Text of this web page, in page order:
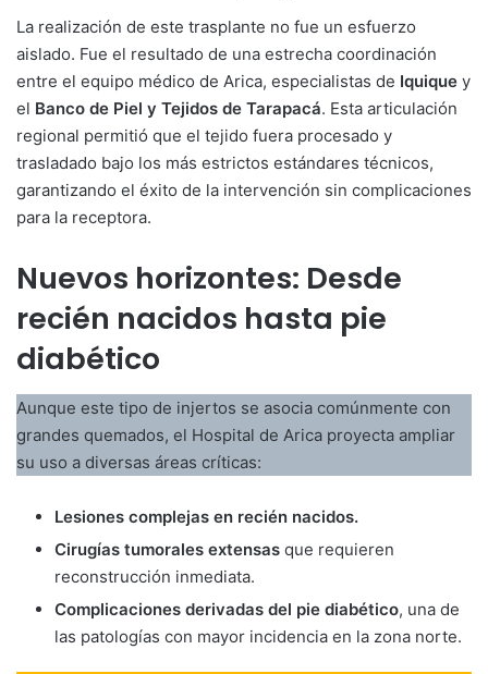
La realización de este trasplante no fue un esfuerzo
aislado. Fue el resultado de una estrecha coordinación
entre el equipo médico de Arica, especialistas de Iquique y
el Banco de Piel y Tejidos de Tarapacá. Esta articulación
regional permitió que el tejido fuera procesado y
trasladado bajo los más estrictos estándares técnicos,
garantizando el éxito de la intervención sin complicaciones
para la receptora.
Nuevos horizontes: Desde
recién nacidos hasta pie
diabético
Aunque este tipo de injertos se asocia comúnmente con
grandes quemados, el Hospital de Arica proyecta ampliar
su uso a diversas áreas críticas:
Lesiones complejas en recién nacidos.
Cirugías tumorales extensas que requieren
reconstrucción inmediata.
Complicaciones derivadas del pie diabético, una de
las patologías con mayor incidencia en la zona norte.